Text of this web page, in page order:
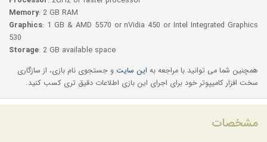
Memory: 2 GB RAM
Graphics: 1 GB & AMD 5570 or nVidia 450 or Intel Integrated Graphics
530
Storage: 2 GB available space
همچنین شما می توانید با مراجعه به این سایت و جستجوی نام بازی، از سازگاری
سخت افزار کامیپوتر خود برای اجرای این بازی اطلاعات دقیق تری کسب کنید.
مشخصات